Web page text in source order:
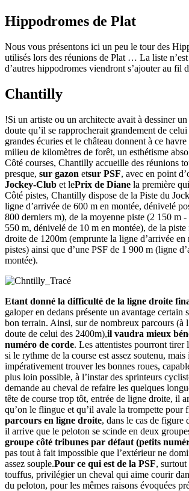
Hippodromes de Plat
Nous vous présentons ici un peu le tour des
utilisés lors des réunions de Plat … La liste
d’autres hippodromes viendront s’ajouter au fil
Chantilly
!Si un artiste ou un architecte avait à dessiner
doute qu’il se rapprocherait grandement de
grandes écuries et le château donnent à ce
milieu de kilomètres de forêt, un esthétisme
Côté courses, Chantilly accueille des réunions
presque, sur gazon etsur PSF, avec en point
Jockey-Club et lePrix de Diane la première
Côté pistes, Chantilly dispose de la Piste du
ligne d’arrivée de 600 m en montée, dénivelé
800 derniers m), de la moyenne piste (2 150 m -
550 m, dénivelé de 10 m en montée), de la piste
droite de 1200m (emprunte la ligne d’arrivée en
pistes) ainsi que d’une PSF de 1 900 m (ligne
montée).
Etant donné la difficulté de la ligne droite
galoper en dedans présente un avantage certain
bon terrain. Ainsi, sur de nombreux parcours (à
doute de celui des 2400m),il vaudra mieux
numéro de corde. Les attentistes pourront tirer
si le rythme de la course est assez soutenu,
impérativement trouver les bonnes roues,
plus loin possible, à l’instar des sprinteurs
demande au cheval de refaire les quelques
tête de course trop tôt, entrée de ligne droite, il
qu’on le flingue et qu’il avale la trompette pour
parcours en ligne droite, dans le cas de figure
il arrive que le peloton se scinde en deux
groupe côté tribunes par défaut (petits
pas tout à fait impossible que l’extérieur ne
assez souple.Pour ce qui est de la PSF, surtout
touffus, privilégier un cheval qui aime courir
du peloton, pour les mêmes raisons évoquées